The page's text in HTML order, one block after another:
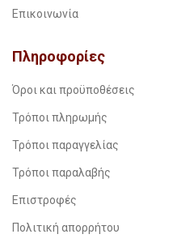
Επικοινωνία
Πληροφορίες
Όροι και προϋποθέσεις
Τρόποι πληρωμής
Τρόποι παραγγελίας
Τρόποι παραλαβής
Επιστροφές
Πολιτική απορρήτου